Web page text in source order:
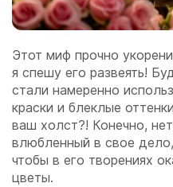
Этот миф прочно
я спешу его развеять!
стали намеренно
краски и блеклые
ваш холст?! Конечно,
влюбленный в свое
чтобы в его творениях
цветы.